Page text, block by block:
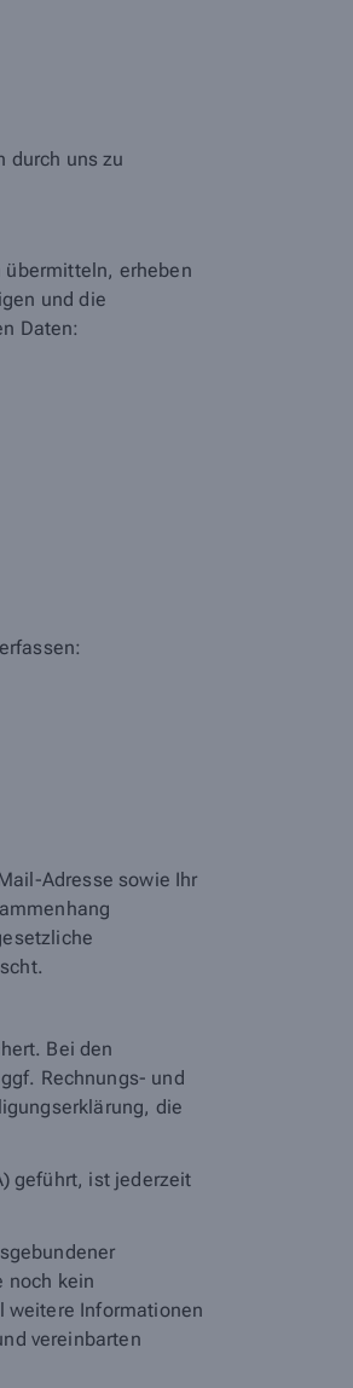
durch uns zu
übermitteln, erheben
und die
Daten:
Adresse sowie Ihr
Bei den
Rechnungs- und
die
geführt, ist jederzeit
noch kein
weitere Informationen
vereinbarten